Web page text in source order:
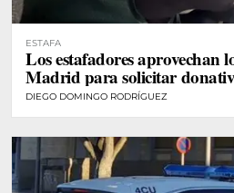
ESTAFA
Los estafadores aprovechan
Madrid para solicitar
DIEGO DOMINGO RODRÍGUEZ